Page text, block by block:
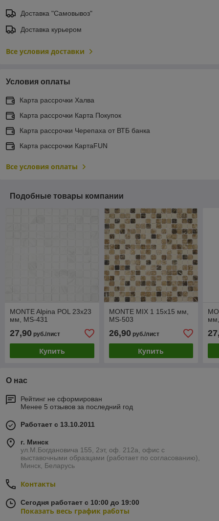
Доставка "Самовывоз"
Доставка курьером
Все условия доставки
Условия оплаты
Карта рассрочки Халва
Карта рассрочки Карта Покупок
Карта рассрочки Черепаха от ВТБ банка
Карта рассрочки КартаFUN
Все условия оплаты
Подобные товары компании
MONTE Alpina POL 23x23
мм, MS-431
27,90 руб./лист
Купить
MONTE MIX 1 15x15 мм,
MS-503
26,90руб./лист
Купить
О нас
Рейтинг не сформирован
Менее 5 отзывов за последний год
Работает с 13.10.2011
г. Минск
ул.М.Богдановича 155, 2эт, оф. 212а, офис с
выставочными образцами (работает по согласованию),
Минск, Беларусь
Контакты
Сегодня работает с 10:00 до 19:00
Показать весь график работы